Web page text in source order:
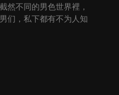
然不同的男色世界裡，
们，私下都有不为人知